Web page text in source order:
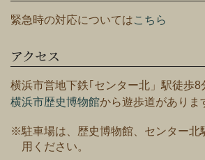
緊急時の対応についてはこちら
アクセス
横浜市営地下鉄｢センター北」駅徒歩8
横浜市歴史博物館から遊歩道がありま
※駐車場は、歴史博物館、センター北
用ください。